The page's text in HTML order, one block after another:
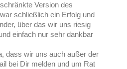
Version des
schließlich ein Erfolg und
über das wir uns riesig
einfach nur sehr dankbar
dass wir uns auch außer der
bei Dir melden und um Rat